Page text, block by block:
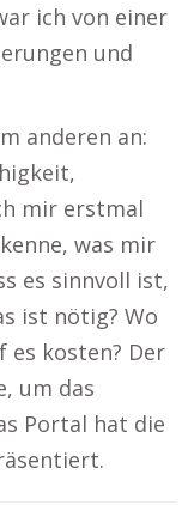
ich von einer
und
anderen an:
mir erstmal
was mir
es sinnvoll ist,
ist nötig? Wo
es kosten? Der
um das
Portal hat die